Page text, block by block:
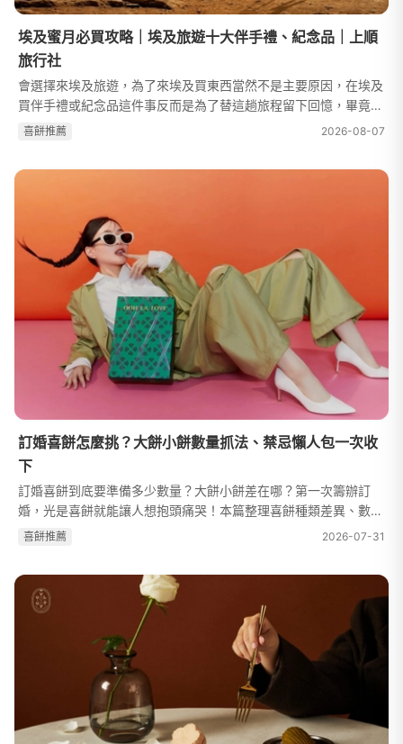
埃及蜜月必買攻略｜埃及旅遊十大伴手禮、紀念品｜上順
旅行社
會選擇來埃及旅遊，為了來埃及買東西當然不是主要原因，在埃及
買伴手禮或紀念品這件事反而是為了替這趟旅程留下回憶，畢竟一
般人一輩子可能就造訪埃及一次，這趟旅程一定有很多難以忘懷的
喜餅推薦 2026-08-07
訂婚喜餅怎麼挑？大餅小餅數量抓法、禁忌懶人包一次收
下
訂婚喜餅到底要準備多少數量？大餅小餅差在哪？第一次籌辦訂
婚，光是喜餅就能讓人想抱頭痛哭！本篇整理喜餅種類差異、數量
試算方法、精選 20 間人氣喜餅品牌推薦，以及所有新人必知的喜
喜餅推薦 2026-07-31